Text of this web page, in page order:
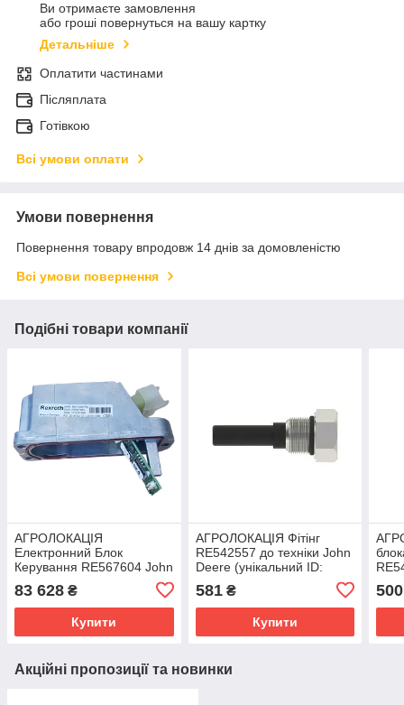
Ви отримаєте замовлення
або гроші повернуться на вашу картку
Детальніше
Оплатити частинами
Післяплата
Готівкою
Всі умови оплати
Умови повернення
Повернення товару впродовж 14 днів за домовленістю
Всі умови повернення
Подібні товари компанії
АГРОЛОКАЦІЯ
Електронний Блок
Керування RE567604 John
RE567604)
83 628 ₴
Купити
АГРОЛОКАЦІЯ Фітінг
RE542557 до техніки John
Deere (унікальний ID:
581₴
Купити
Акційні пропозиції та новинки